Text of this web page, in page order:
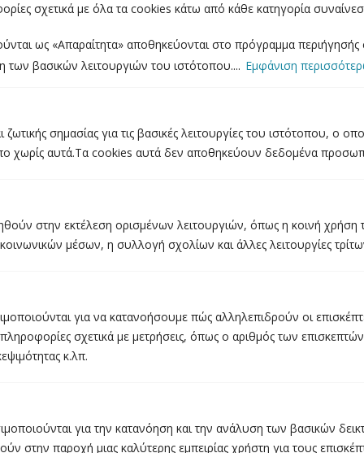
σχετικά με όλα τα cookies κάτω από κάθε κατηγορία
ως «Απαραίτητα» αποθηκεύονται στο πρόγραμμα περιήγησής
των βασικών λειτουργιών του ιστότοπου.... Εμφάνιση
σημασίας για τις βασικές λειτουργίες του ιστότοπου, ο
χωρίς αυτά.Τα cookies αυτά δεν αποθηκεύουν δεδομένα
στην εκτέλεση ορισμένων λειτουργιών, όπως η κοινή χρήση
μέσων, η συλλογή σχολίων και άλλες λειτουργίες
για να κατανοήσουμε πώς αλληλεπιδρούν οι
σχετικά με μετρήσεις, όπως ο αριθμός των
κ.λπ.
για την κατανόηση και την ανάλυση των βασικών
στην παροχή μιας καλύτερης εμπειρίας χρήστη για τους
Ticket Plus